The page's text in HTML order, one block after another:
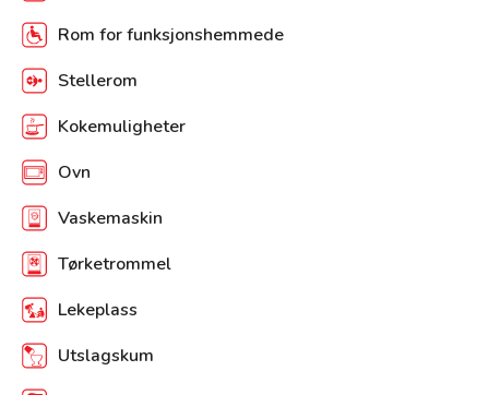
Rom for funksjonshemmede
Stellerom
Kokemuligheter
Ovn
Vaskemaskin
Tørketrommel
Lekeplass
Utslagskum